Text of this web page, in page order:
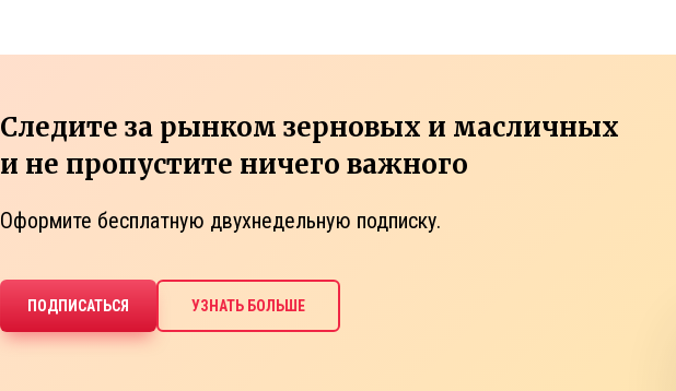
Следите за рынком зерновых и масличных
и не пропустите ничего важного
Оформите бесплатную двухнедельную подписку.